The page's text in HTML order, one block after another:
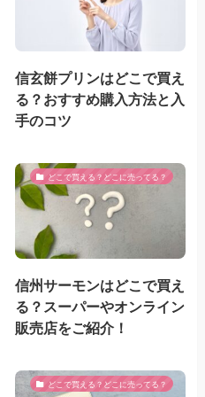
信玄餅プリンはどこで買え
る？おすすめ購入方法と入
手のコツ
どこで買える？どこに売ってる？
信州サーモンはどこで買え
る？スーパーやオンライン
販売店をご紹介！
どこで買える？どこに売ってる？